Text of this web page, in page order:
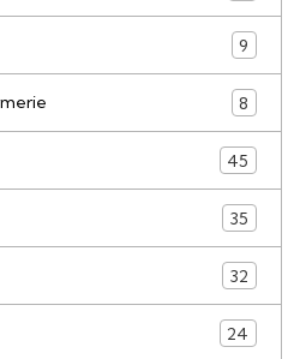
9
8
45
35
32
24